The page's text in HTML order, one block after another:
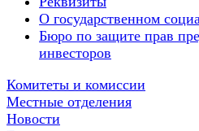
О государственном
Бюро по защите прав
инвесторов
Комитеты и комиссии
Местные отделения
Новости